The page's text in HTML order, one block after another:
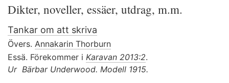
Dikter, noveller, essäer, utdrag, m.m.
Tankar om att skriva
Övers. Annakarin Thorburn
Essä. Förekommer i Karavan 2013:2.
Ur Bärbar Underwood. Modell 1915.